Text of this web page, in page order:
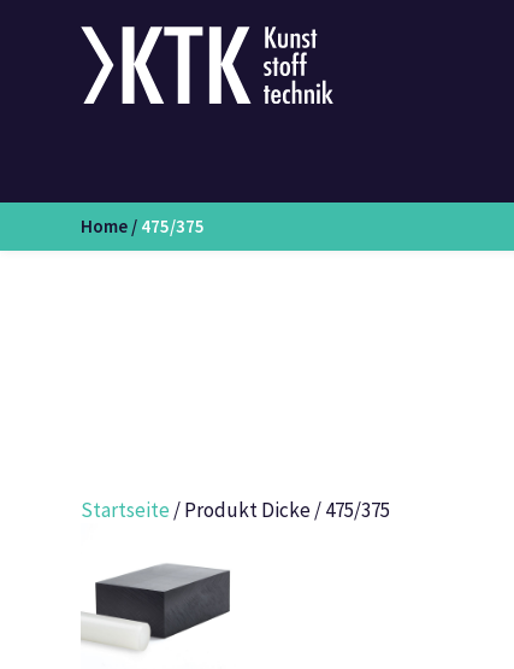
Home / 475/375
Startseite / Produkt Dicke / 475/375